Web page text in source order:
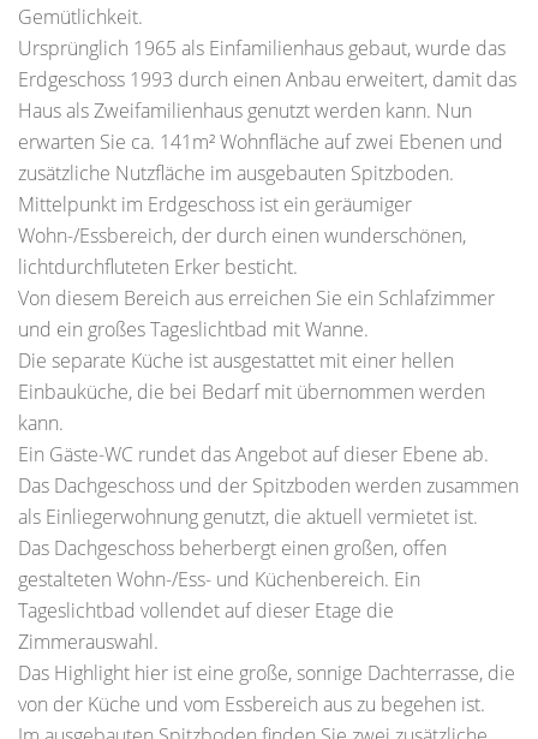
Gemütlichkeit.
Ursprünglich 1965 als Einfamilienhaus gebaut, wurde das
Erdgeschoss 1993 durch einen Anbau erweitert, damit das
Haus als Zweifamilienhaus genutzt werden kann. Nun
erwarten Sie ca. 141m² Wohnfläche auf zwei Ebenen und
zusätzliche Nutzfläche im ausgebauten Spitzboden.
Mittelpunkt im Erdgeschoss ist ein geräumiger
Wohn-/Essbereich, der durch einen wunderschönen,
lichtdurchfluteten Erker besticht.
Von diesem Bereich aus erreichen Sie ein Schlafzimmer
und ein großes Tageslichtbad mit Wanne.
Die separate Küche ist ausgestattet mit einer hellen
Einbauküche, die bei Bedarf mit übernommen werden
kann.
Ein Gäste-WC rundet das Angebot auf dieser Ebene ab.
Das Dachgeschoss und der Spitzboden werden zusammen
als Einliegerwohnung genutzt, die aktuell vermietet ist.
Das Dachgeschoss beherbergt einen großen, offen
gestalteten Wohn-/Ess- und Küchenbereich. Ein
Tageslichtbad vollendet auf dieser Etage die
Zimmerauswahl.
Das Highlight hier ist eine große, sonnige Dachterrasse, die
von der Küche und vom Essbereich aus zu begehen ist.